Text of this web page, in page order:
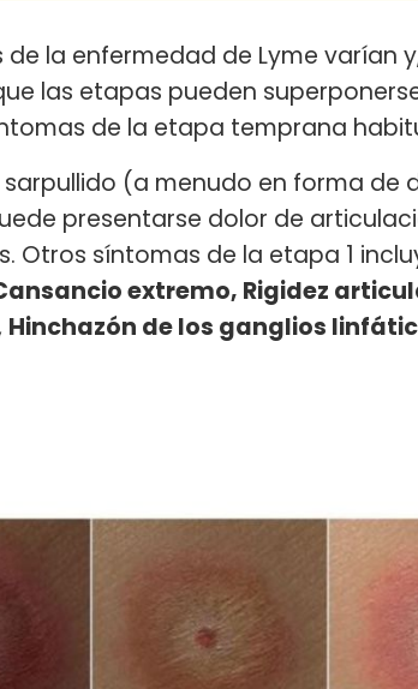
de la enfermedad de Lyme varían
las etapas pueden
de la etapa temprana
(a menudo en forma de
presentarse dolor de
Otros síntomas de la etapa 1
extremo, Rigidez
Hinchazón de los ganglios